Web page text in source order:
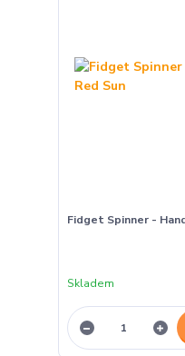
Fidget Spinner -
Skladem